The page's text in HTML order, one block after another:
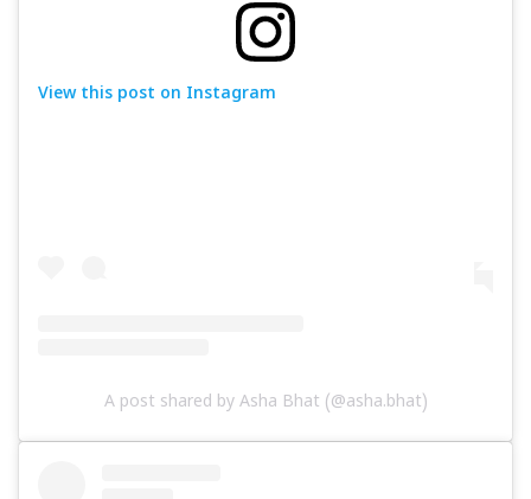
View this post on Instagram
A post shared by Asha Bhat (@asha.bhat)